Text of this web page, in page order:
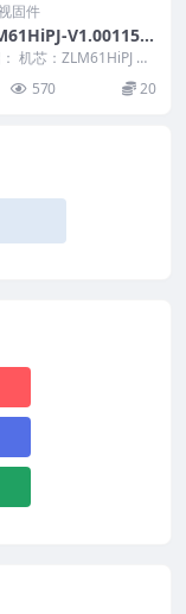
固件
V1.00115版
机软件刷机固件下载
机芯：ZLM61HiPJ 固
V1.00115 此数据包含
570 20